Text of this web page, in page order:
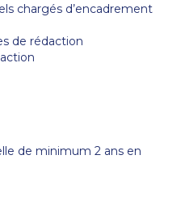
chargés d’encadrement
de rédaction
de minimum 2 ans en